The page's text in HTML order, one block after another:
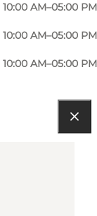
10:00 AM–05:00 PM
10:00 AM–05:00 PM
10:00 AM–05:00 PM